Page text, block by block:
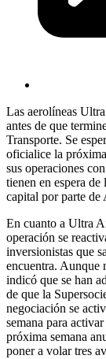
Las aerolíneas
antes de que
Transporte. Se
oficialice la
sus operaciones
tienen en espera
capital por parte
En cuanto a Ultra
operación se
inversionistas que
encuentra. Aunque
indicó que se han
de que la
negociación se
semana para
próxima semana
poner a volar tres